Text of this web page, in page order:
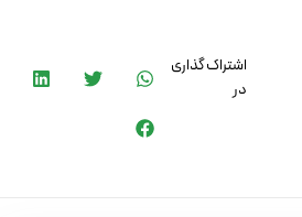
اشتراک گذاری
در